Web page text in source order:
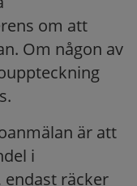
om att
Om någon av
är att
i
räcker